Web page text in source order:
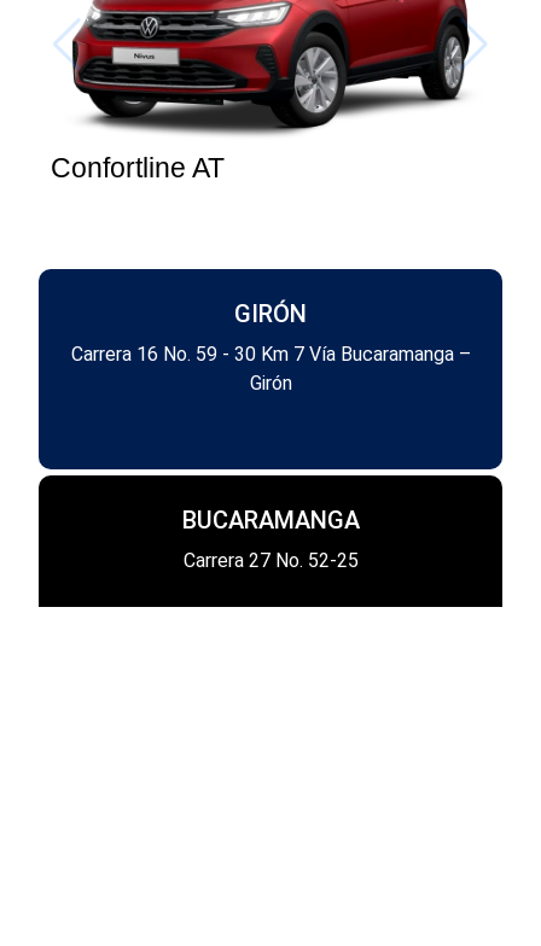
Confortline AT
GIRÓN
Carrera 16 No. 59 - 30 Km 7 Vía Bucaramanga –
Girón
BUCARAMANGA
Carrera 27 No. 52-25